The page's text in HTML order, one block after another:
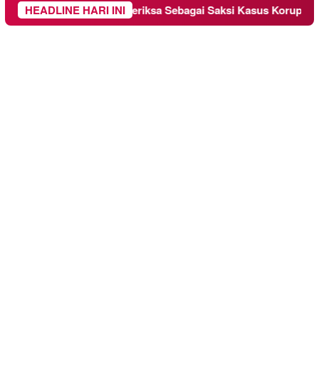
HEADLINE HARI INI
Chandra Diperiksa Sebagai Saksi Kasus Korupsi Bibit